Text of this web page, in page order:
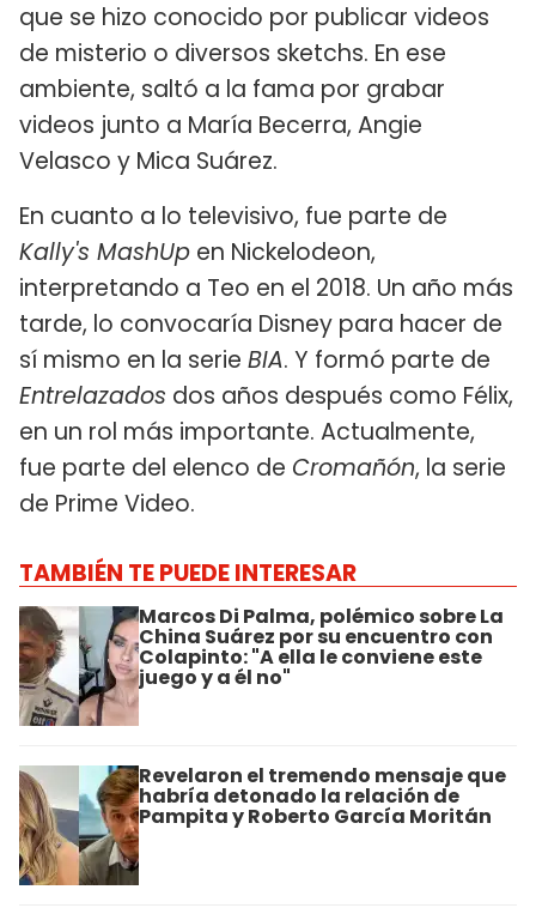
que se hizo conocido por publicar videos
de misterio o diversos sketchs. En ese
ambiente, saltó a la fama por grabar
videos junto a María Becerra, Angie
Velasco y Mica Suárez.
En cuanto a lo televisivo, fue parte de
Kally's MashUp en Nickelodeon,
interpretando a Teo en el 2018. Un año más
tarde, lo convocaría Disney para hacer de
sí mismo en la serie BIA. Y formó parte de
Entrelazados dos años después como Félix,
en un rol más importante. Actualmente,
fue parte del elenco de Cromañón, la serie
de Prime Video.
TAMBIÉN TE PUEDE INTERESAR
Marcos Di Palma, polémico sobre La
China Suárez por su encuentro con
Colapinto: "A ella le conviene este
juego y a él no"
Revelaron el tremendo mensaje que
habría detonado la relación de
Pampita y Roberto García Moritán